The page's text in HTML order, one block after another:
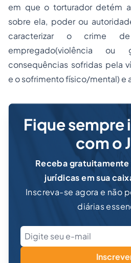
em que o torturador detém
sobre ela, poder ou
caracterizar o crime
empregado(violência ou
consequências sofridas pela
e o sofrimento físico/mental) e
Fique
com o
Receba gratuitamente
jurídicas em sua
Inscreva-se agora e não
diárias